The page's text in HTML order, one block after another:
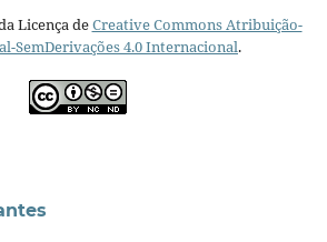
Licença deCreative Commons Atribuição-
SemDerivações 4.0 Internacional.